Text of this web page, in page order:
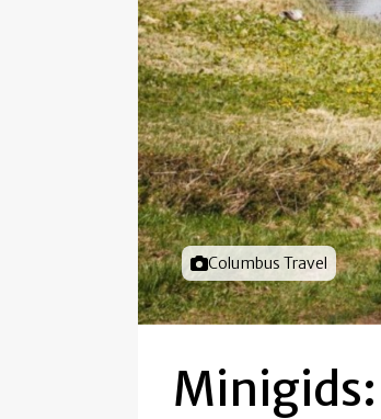
Foto door
Columbus Travel